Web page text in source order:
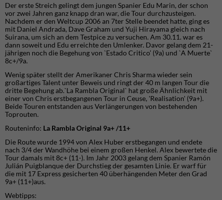
Der erste Streich gelingt dem jungen Spanier Edu Marin, der schon
vor zwei Jahren ganz knapp dran war, die Tour durchzusteigen.
Nachdem er den Weltcup 2006 an 7ter Stelle beendet hatte, ging es
mit Daniel Andrada, Dave Graham und Yuji Hirayama gleich nach
Suirana, um sich an dem Testpice zu versuchen. Am 30.11. war es
dann soweit und Edu erreichte den Umlenker. Davor gelang dem 21-
jährigen noch die Begehung von `Estado Critico’ (9a) und `A Muerte`
8c+/9a.
Wenig später stellt der Amerikaner Chris Sharma wieder sein
großartiges Talent unter Beweis und ringt der 40 m langen Tour die
dritte Begehung ab.`La Rambla Original` hat große Ähnlichkeit mit
einer von Chris erstbegangenen Tour in Ceuse, 'Realisation' (9a+).
Beide Touren entstanden aus Verlängerungen von bestehenden
Toprouten.
Routeninfo: La Rambla Original 9a+ /11+
Die Route wurde 1994 von Alex Huber erstbegangen und endete
nach 3/4 der Wandhöhe bei einem großen Henkel. Alex bewertete die
Tour damals mit 8c+ (11-). Im Jahr 2003 gelang dem Spanier Ramón
Julián Puigblanque der Durchstieg der gesamten Linie. Er warf für
die mit 17 Express gesicherten 40 überhängenden Meter den Grad
9a+ (11+)aus.
Webtipps: